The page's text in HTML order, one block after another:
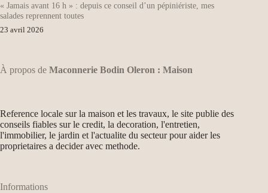
« Jamais avant 16 h » : depuis ce conseil d’un pépiniériste, mes
salades reprennent toutes
23 avril 2026
À propos de Maconnerie Bodin Oleron : Maison
Reference locale sur la maison et les travaux, le site publie des
conseils fiables sur le credit, la decoration, l'entretien,
l'immobilier, le jardin et l'actualite du secteur pour aider les
proprietaires a decider avec methode.
Informations